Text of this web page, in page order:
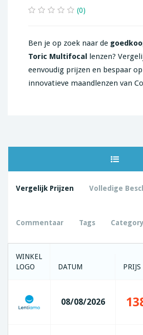
(0)
Ben je op zoek naar de
Toric Multifocal lenzen?
eenvoudig prijzen en bespaar
innovatieve maandlenzen van
Vergelijk Prijzen Volledige
Commentaar Tags Category
WINKEL
LOGO
DATUM PRIJS
08/08/2026